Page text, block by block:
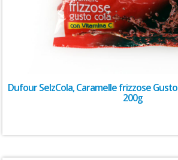
Dufour SelzCola, Caramelle frizzose
200g